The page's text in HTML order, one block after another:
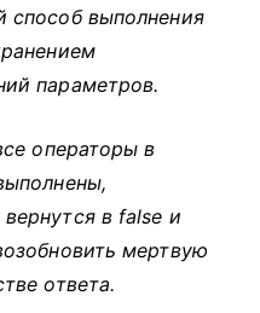
способ выполнения
параметров.
операторы в
в false и
мертвую
ответа.